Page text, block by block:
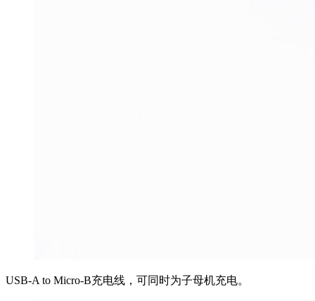
USB-A to Micro-B充电线，可同时为子母机充电。